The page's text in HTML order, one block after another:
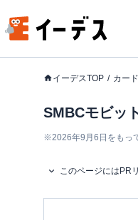
イーデスTOP カー
SMBCモビッ
※2026年9月6日をもっ
このページにはPR